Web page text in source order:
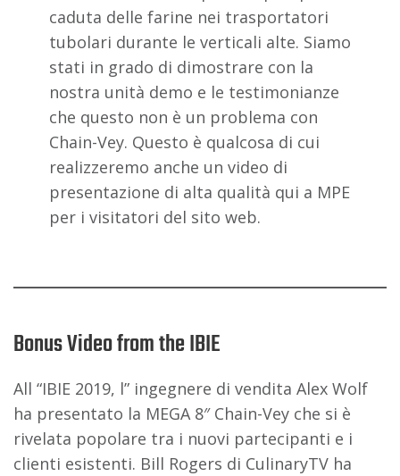
caduta delle farine nei trasportatori
tubolari durante le verticali alte. Siamo
stati in grado di dimostrare con la
nostra unità demo e le testimonianze
che questo non è un problema con
Chain-Vey. Questo è qualcosa di cui
realizzeremo anche un video di
presentazione di alta qualità qui a MPE
per i visitatori del sito web.
Bonus Video from the IBIE
All “IBIE 2019, l” ingegnere di vendita Alex Wolf
ha presentato la MEGA 8″ Chain-Vey che si è
rivelata popolare tra i nuovi partecipanti e i
clienti esistenti. Bill Rogers di CulinaryTV ha